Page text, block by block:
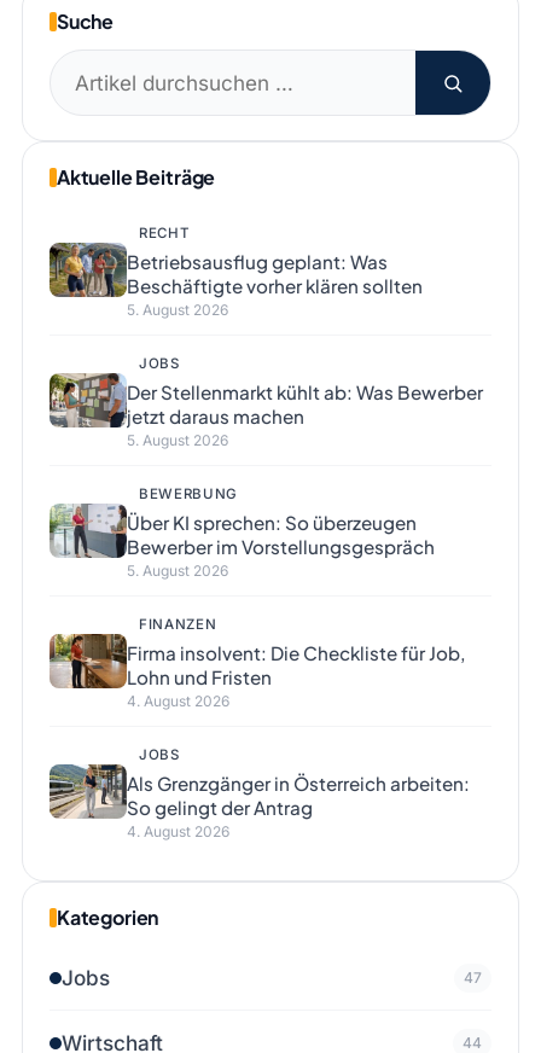
Suche
Suchen
nach:
Aktuelle Beiträge
RECHT
Betriebsausflug geplant: Was
Beschäftigte vorher klären sollten
5. August 2026
JOBS
Der Stellenmarkt kühlt ab: Was Bewerber
jetzt daraus machen
5. August 2026
BEWERBUNG
Über KI sprechen: So überzeugen
Bewerber im Vorstellungsgespräch
5. August 2026
FINANZEN
Firma insolvent: Die Checkliste für Job,
Lohn und Fristen
4. August 2026
JOBS
Als Grenzgänger in Österreich arbeiten:
So gelingt der Antrag
4. August 2026
Kategorien
Jobs 47
Wirtschaft 44